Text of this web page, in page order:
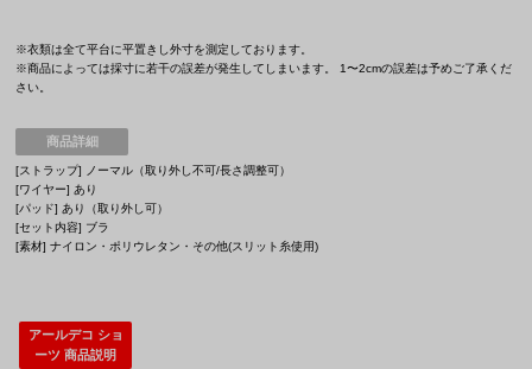
※衣類は全て平台に平置きし外寸を測定しております。
※商品によっては採寸に若干の誤差が発生してしまいます。 1〜2cmの誤差は予めご了承くだ
さい。
商品詳細
[ストラップ] ノーマル（取り外し不可/長さ調整可）
[ワイヤー] あり
[パッド] あり（取り外し可）
[セット内容] ブラ
[素材] ナイロン・ポリウレタン・その他(スリット糸使用)
アールデコ ショ
ーツ 商品説明